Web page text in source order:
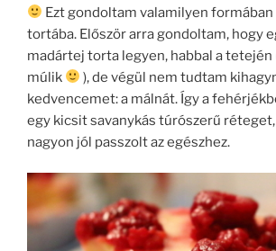
Ezt gondoltam valamilyen
tortába. Először arra gondoltam, hogy
madártej torta legyen, habbal a tetején
múlik
), de végül nem tudtam
kedvencemet: a málnát. Így a
egy kicsit savanykás túrószerű
nagyon jól passzolt az egészhez.